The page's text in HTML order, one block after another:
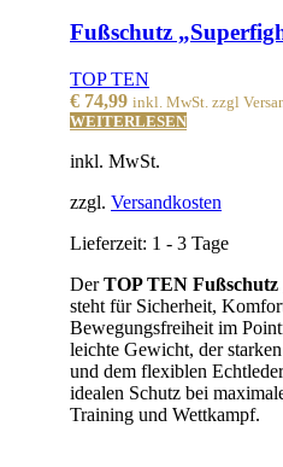
Fußschutz
TOP TEN
€ 74,99 inkl. MwSt. zzgl
WEITERLESEN
inkl. MwSt.
zzgl. Versandkosten
Lieferzeit: 1 - 3 Tage
DerTOP TEN Fußschutz
steht für Sicherheit,
Bewegungsfreiheit im
leichte Gewicht, der
und dem flexiblen
idealen Schutz bei
Training und Wettkampf.